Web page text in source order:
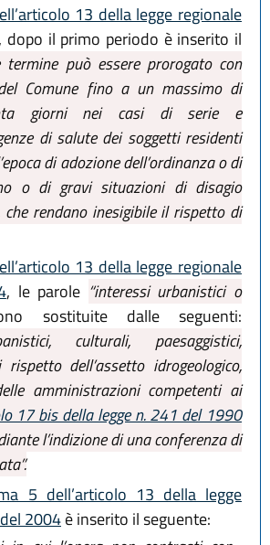
13 della legge regionale
, dopo il primo periodo è inserito il
termine può essere prorogato con
Comune fino a un massimo di
giorni nei casi di serie e
di salute dei soggetti residenti
di adozione dell’ordinanza o di
o di gravi situazioni di disagio
che rendano inesigibile il rispetto di
13 della legge regionale
, le parole “interessi urbanistici o
sostituite dalle seguenti:
culturali, paesaggistici,
dell’assetto idrogeologico,
amministrazioni competenti ai
17 bis della legge n. 241 del 1990
l’indizione di una conferenza di
5 dell’articolo 13 della legge
2004è inserito il seguente: